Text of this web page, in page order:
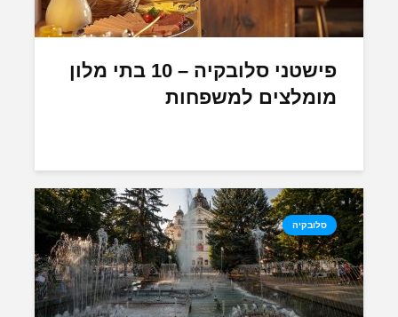
פישטני סלובקיה – 10 בתי מלון
מומלצים למשפחות
סלובקיה